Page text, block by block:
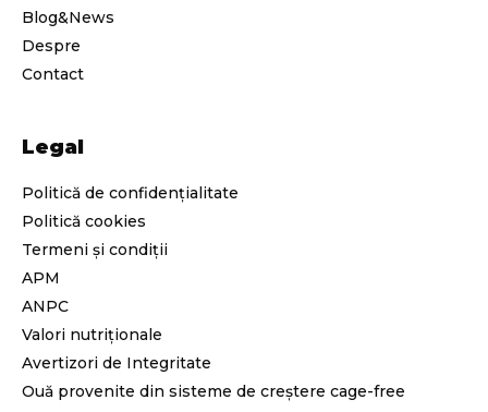
Blog&News
Despre
Contact
Legal
Politică de confidențialitate
Politică cookies
Termeni și condiții
APM
ANPC
Valori nutriționale
Avertizori de Integritate
Ouă provenite din sisteme de creștere cage-free